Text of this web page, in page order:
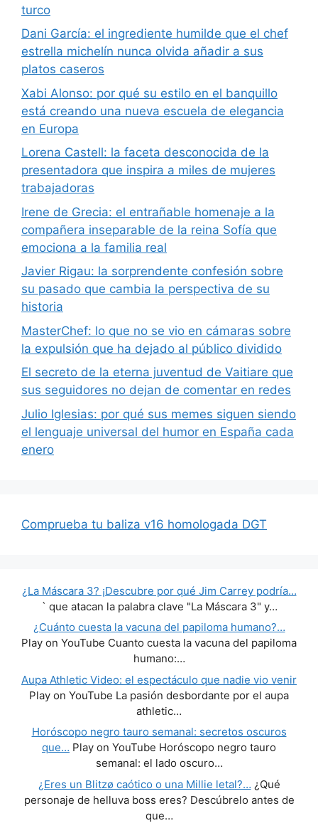
turco
Dani García: el ingrediente humilde que el chef
estrella michelín nunca olvida añadir a sus
platos caseros
Xabi Alonso: por qué su estilo en el banquillo
está creando una nueva escuela de elegancia
en Europa
Lorena Castell: la faceta desconocida de la
presentadora que inspira a miles de mujeres
trabajadoras
Irene de Grecia: el entrañable homenaje a la
compañera inseparable de la reina Sofía que
emociona a la familia real
Javier Rigau: la sorprendente confesión sobre
su pasado que cambia la perspectiva de su
historia
MasterChef: lo que no se vio en cámaras sobre
la expulsión que ha dejado al público dividido
El secreto de la eterna juventud de Vaitiare que
sus seguidores no dejan de comentar en redes
Julio Iglesias: por qué sus memes siguen siendo
el lenguaje universal del humor en España cada
enero
Comprueba tu baliza v16 homologada DGT
¿La Máscara 3? ¡Descubre por qué Jim Carrey podría…
` que atacan la palabra clave "La Máscara 3" y…
¿Cuánto cuesta la vacuna del papiloma humano?…
Play on YouTube Cuanto cuesta la vacuna del papiloma
humano:…
Aupa Athletic Video: el espectáculo que nadie vio venir
Play on YouTube La pasión desbordante por el aupa
athletic…
Horóscopo negro tauro semanal: secretos oscuros
que… Play on YouTube Horóscopo negro tauro
semanal: el lado oscuro…
¿Eres un Blitzø caótico o una Millie letal?… ¿Qué
personaje de helluva boss eres? Descúbrelo antes de
que…